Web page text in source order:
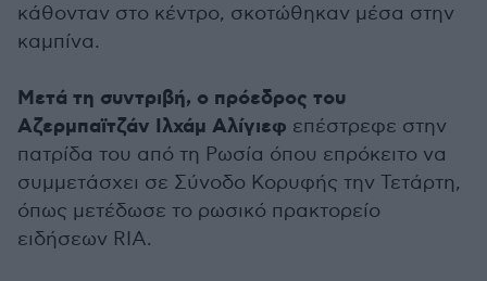
κάθονταν στο κέντρο, σκοτώθηκαν μέσα στην
καμπίνα.
Μετά τη συντριβή, ο πρόεδρος του
Αζερμπαϊτζάν Ιλχάμ Αλίγιεφ επέστρεφε στην
πατρίδα του από τη Ρωσία όπου επρόκειτο να
συμμετάσχει σε Σύνοδο Κορυφής την Τετάρτη,
όπως μετέδωσε το ρωσικό πρακτορείο
ειδήσεων RIA.